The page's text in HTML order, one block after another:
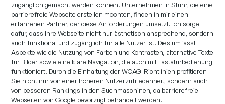
zugänglich gemacht werden können. Unternehmen in Stuhr, die eine
barrierefreie Webseite erstellen möchten, finden in mir einen
erfahrenen Partner, der diese Anforderungen umsetzt. Ich sorge
dafür, dass Ihre Webseite nicht nur ästhetisch ansprechend, sondern
auch funktional und zugänglich für alle Nutzer ist. Dies umfasst
Aspekte wie die Nutzung von Farben und Kontrasten, alternative Texte
für Bilder sowie eine klare Navigation, die auch mit Tastaturbedienung
funktioniert. Durch die Einhaltung der WCAG-Richtlinien profitieren
Sie nicht nur von einer höheren Nutzerzufriedenheit, sondern auch
von besseren Rankings in den Suchmaschinen, da barrierefreie
Webseiten von Google bevorzugt behandelt werden.